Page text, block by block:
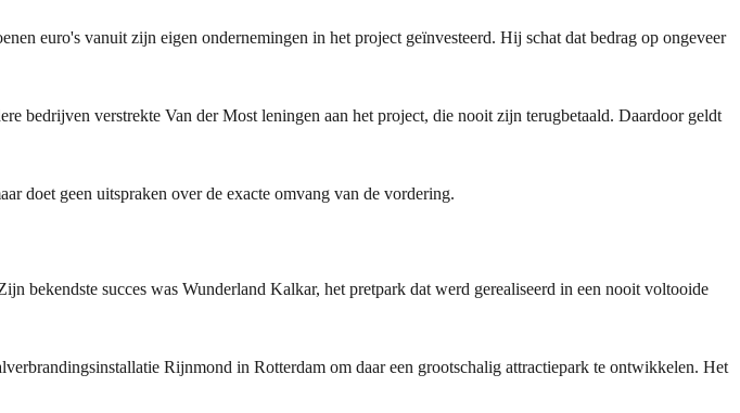
euro's vanuit zijn eigen ondernemingen in het project geïnvesteerd. Hij schat dat bedrag op ongeveer
bedrijven verstrekte Van der Most leningen aan het project, die nooit zijn terugbetaald. Daardoor geldt
doet geen uitspraken over de exacte omvang van de vordering.
bekendste succes was Wunderland Kalkar, het pretpark dat werd gerealiseerd in een nooit voltooide
Rijnmond in Rotterdam om daar een grootschalig attractiepark te ontwikkelen. Het